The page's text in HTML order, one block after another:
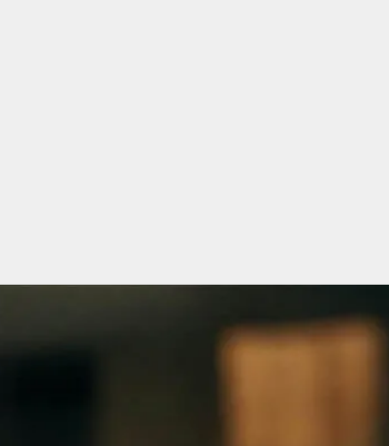
Estudia 100% online, avanza a tu
trabajar. En UVP Online desarrollas